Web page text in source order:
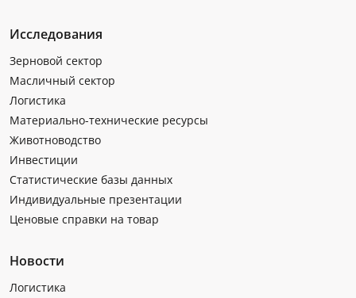
Исследования
Зерновой сектор
Масличный сектор
Логистика
Материально-технические ресурсы
Животноводство
Инвестиции
Статистические базы данных
Индивидуальные презентации
Ценовые справки на товар
Новости
Логистика